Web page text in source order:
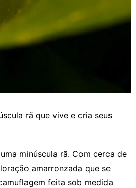
rã que vive e cria seus
minúscula rã. Com cerca de
amarronzada que se
feita sob medida